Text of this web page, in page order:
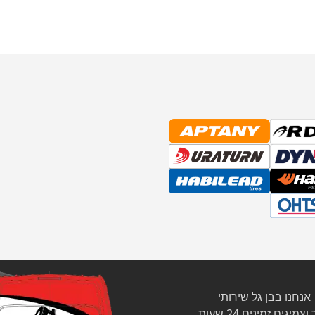
אנחנו בבן גל שירותי